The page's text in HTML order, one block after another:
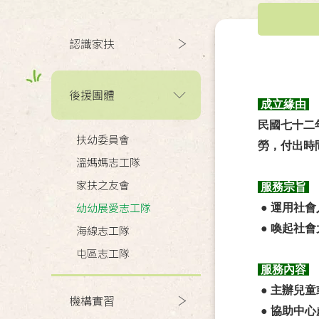
認識家扶
後援團體
扶幼委員會
溫媽媽志工隊
家扶之友會
幼幼展愛志工隊
海線志工隊
屯區志工隊
機構實習
成立緣由
民國七十
勞，付出時
服務宗旨
● 運用社
● 喚起社
服務內容
● 主辦兒
● 協助中